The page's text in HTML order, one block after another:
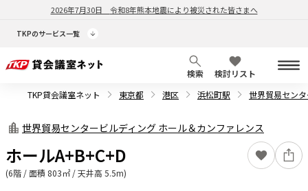
2026年7月30日 令和8年熊本地震により被災された皆さまへ
TKPのサービス一覧
検索
検討リスト
TKP貸会議室ネット
東京都 港区 浜松町駅 世界貿易セン
世界貿易センタービルディング ホール＆カンファレンス
ホールA+B+C+D
(6階 / 面積 803㎡ / 天井高 5.5m)